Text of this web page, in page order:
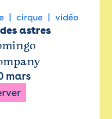
cirque vidéo
astres
mars